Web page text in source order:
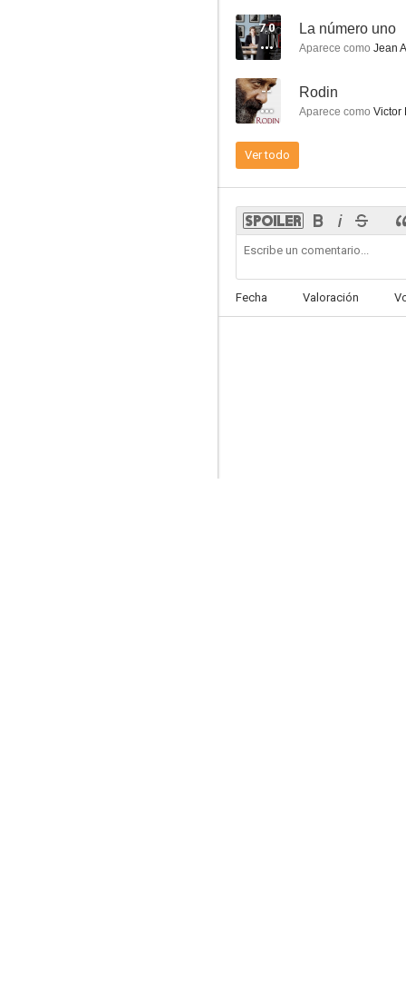
--
7.0 La número uno
Aparece como Jean
-- Rodin
Aparece como Victor
Ver todo
Fecha Valoración